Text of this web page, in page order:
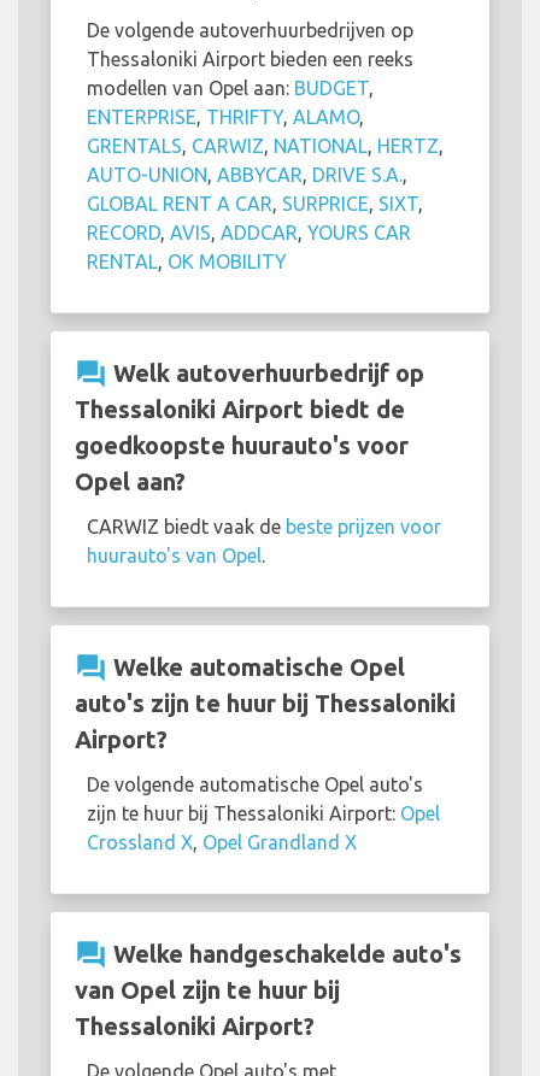
De volgende autoverhuurbedrijven op
Thessaloniki Airport bieden een reeks
modellen van Opel aan: BUDGET
ENTERPRISE THRIFTY, ALAMO,
GRENTALS CARWIZ NATIONAL HERTZ
AUTO-UNION ABBYCAR DRIVE S.A.
GLOBAL RENT A CAR SURPRICE SIXT
RECORD AVIS ADDCAR YOURS CAR
RENTAL
OK MOBILITY
question_answer Welk autoverhuurbedrijf op
Thessaloniki Airport biedt de
goedkoopste huurauto's voor
Opel aan?
CARWIZ biedt vaak de beste prijzen voor
huurauto's van Opel
question_answer Welke automatische Opel
auto's zijn te huur bij Thessaloniki
Airport?
De volgende automatische Opel auto's
zijn te huur bij Thessaloniki Airport: Opel
Crossland X Opel Grandland X
question_answer Welke handgeschakelde auto's
van Opel zijn te huur bij
Thessaloniki Airport?
De volgende Opel auto's met